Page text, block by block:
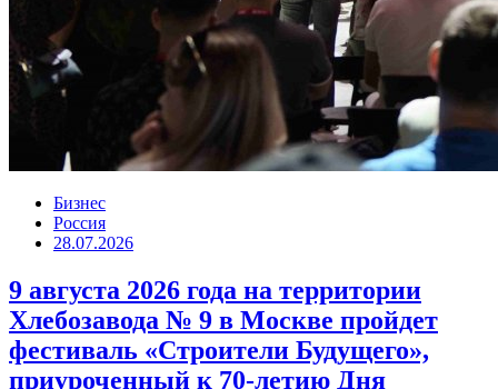
Бизнес
Россия
28.07.2026
9 августа 2026 года на территории
Хлебозавода № 9 в Москве пройдет
фестиваль «Строители Будущего»,
приуроченный к 70-летию Дня